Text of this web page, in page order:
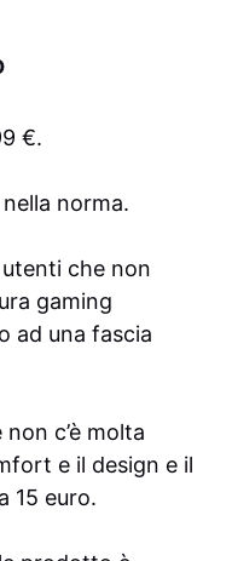
€.
norma.
che non
gaming
ad una fascia
c’è molta
e il design e il
15 euro.